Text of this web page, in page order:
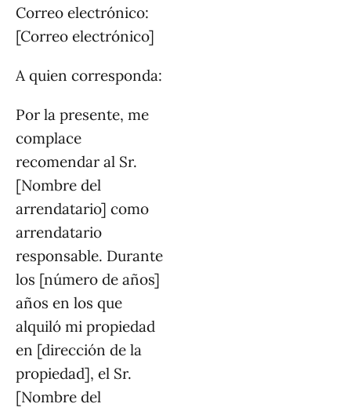
Correo electrónico:
[Correo electrónico]
A quien corresponda:
Por la presente, me
complace
recomendar al Sr.
[Nombre del
arrendatario] como
arrendatario
responsable. Durante
los [número de años]
años en los que
alquiló mi propiedad
en [dirección de la
propiedad], el Sr.
[Nombre del